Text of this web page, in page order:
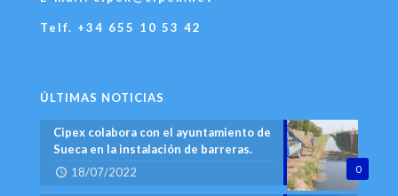
Telf. +34 655 10 53 42
ÚLTIMAS NOTICIAS
0
Cipex colabora con el ayuntamiento de
Sueca en la instalación de barreras.
18/07/2022